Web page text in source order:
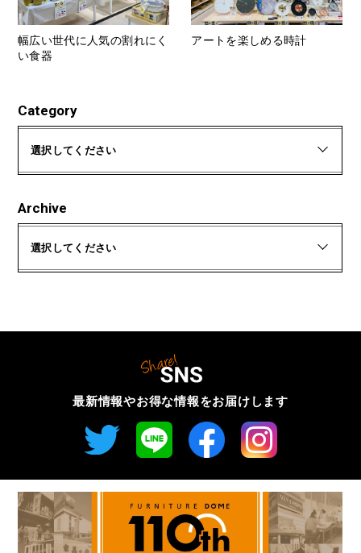
幅広い世代に人気の割れにく
い食器
アートを楽しめる時計
Category
選択してください
Archive
選択してください
最新情報やお得な情報をお届けします